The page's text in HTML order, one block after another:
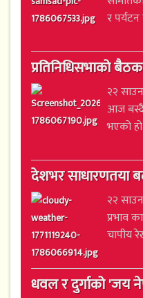
र
प्रतिनिधिसभाको
२२
आज
भएको
देशभर साधारणतया
२२
प्रभाव
चापीय
धवल र दुर्गाको 'जय